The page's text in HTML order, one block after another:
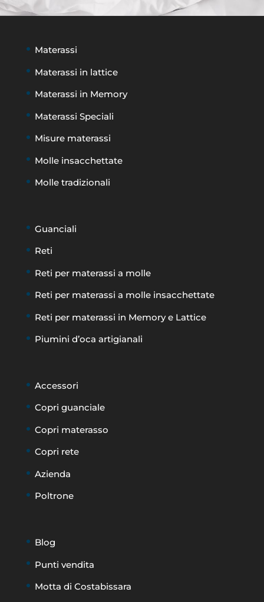
Materassi
Materassi in lattice
Materassi in Memory
Materassi Speciali
Misure materassi
Molle insacchettate
Molle tradizionali
Guanciali
Reti
Reti per materassi a molle
Reti per materassi a molle insacchettate
Reti per materassi in Memory e Lattice
Piumini d’oca artigianali
Accessori
Copri guanciale
Copri materasso
Copri rete
Azienda
Poltrone
Blog
Punti vendita
Motta di Costabissara